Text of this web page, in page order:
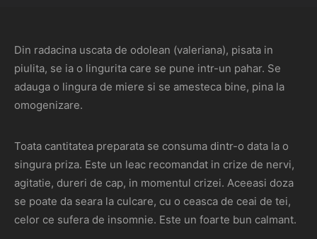
Din radacina uscata de odolean (valeriana), pisata in
piulita, se ia o lingurita care se pune intr-un pahar. Se
adauga o lingura de miere si se amesteca bine, pina la
omogenizare.
Toata cantitatea preparata se consuma dintr-o data la o
singura priza. Este un leac recomandat in crize de nervi,
agitatie, dureri de cap, in momentul crizei. Aceeasi doza
se poate da seara la culcare, cu o ceasca de ceai de tei,
celor ce sufera de insomnie. Este un foarte bun calmant.